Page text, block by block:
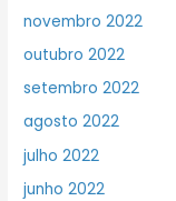
novembro 2022
outubro 2022
setembro 2022
agosto 2022
julho 2022
junho 2022